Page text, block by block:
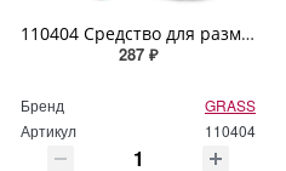
110404 Средство для размораживания стекол и замков GRASS "Defroster" 600мл
287 ₽
Бренд
GRASS
Артикул
110404